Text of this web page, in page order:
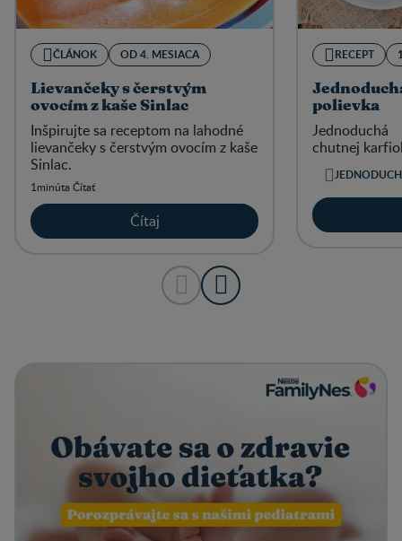
ČLÁNOK OD 4. MESIACA
Lievančeky s čerstvým
ovocím z kaše Sinlac
Inšpirujte sa receptom na lahodné
lievančeky s čerstvým ovocím z kaše
Sinlac.
1minúta Čítať
Čítaj
RECEPT
polievka
chutnej